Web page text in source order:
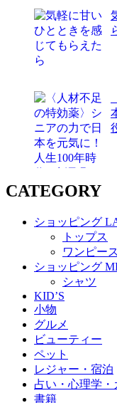
CATEGORY
ショッピング
トップス
ワンピース
ショッピング
シャツ
KID’S
小物
グルメ
ビューティー
ペット
レジャー・宿泊
占い・心理学
書籍